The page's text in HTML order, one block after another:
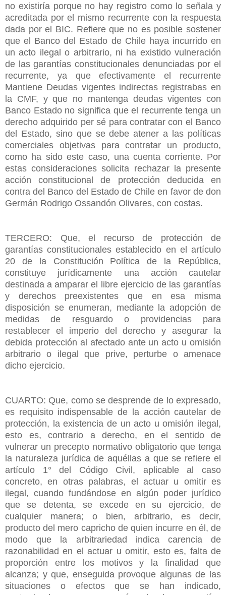
no existiría porque no hay registro como lo señala y
acreditada por el mismo recurrente con la respuesta
dada por el BIC. Refiere que no es posible sostener
que el Banco del Estado de Chile haya incurrido en
un acto ilegal o arbitrario, ni ha existido vulneración
de las garantías constitucionales denunciadas por el
recurrente, ya que efectivamente el recurrente
Mantiene Deudas vigentes indirectas registrabas en
la CMF, y que no mantenga deudas vigentes con
Banco Estado no significa que el recurrente tenga un
derecho adquirido per sé para contratar con el Banco
del Estado, sino que se debe atener a las políticas
comerciales objetivas para contratar un producto,
como ha sido este caso, una cuenta corriente. Por
estas consideraciones solicita rechazar la presente
acción constitucional de protección deducida en
contra del Banco del Estado de Chile en favor de don
Germán Rodrigo Ossandón Olivares, con costas.
TERCERO: Que, el recurso de protección de
garantías constitucionales establecido en el artículo
20 de la Constitución Política de la República,
constituye jurídicamente una acción cautelar
destinada a amparar el libre ejercicio de las garantías
y derechos preexistentes que en esa misma
disposición se enumeran, mediante la adopción de
medidas de resguardo o providencias para
restablecer el imperio del derecho y asegurar la
debida protección al afectado ante un acto u omisión
arbitrario o ilegal que prive, perturbe o amenace
dicho ejercicio.
CUARTO: Que, como se desprende de lo expresado,
es requisito indispensable de la acción cautelar de
protección, la existencia de un acto u omisión ilegal,
esto es, contrario a derecho, en el sentido de
vulnerar un precepto normativo obligatorio que tenga
la naturaleza jurídica de aquéllas a que se refiere el
artículo 1° del Código Civil, aplicable al caso
concreto, en otras palabras, el actuar u omitir es
ilegal, cuando fundándose en algún poder jurídico
que se detenta, se excede en su ejercicio, de
cualquier manera; o bien, arbitrario, es decir,
producto del mero capricho de quien incurre en él, de
modo que la arbitrariedad indica carencia de
razonabilidad en el actuar u omitir, esto es, falta de
proporción entre los motivos y la finalidad que
alcanza; y que, enseguida provoque algunas de las
situaciones o efectos que se han indicado,